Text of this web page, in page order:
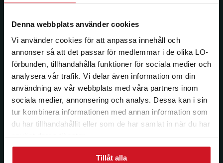
Denna webbplats använder cookies
Vi använder cookies för att anpassa innehåll och
annonser så att det passar för medlemmar i de olika LO-
förbunden, tillhandahålla funktioner för sociala medier och
analysera vår trafik. Vi delar även information om din
användning av vår webbplats med våra partners inom
sociala medier, annonsering och analys. Dessa kan i sin
tur kombinera informationen med annan information som
du har tillhandahållit eller som de har samlat in när du har
använt deras tjänster.
Tillåt alla